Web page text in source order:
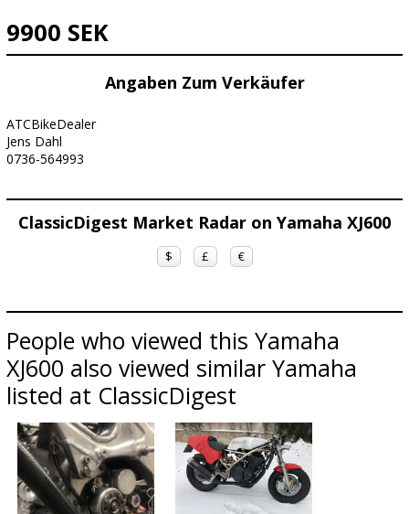
9900 SEK
Angaben Zum Verkäufer
ATCBikeDealer
Jens Dahl
0736-564993
ClassicDigest Market Radar on Yamaha XJ600
$ £ €
People who viewed this Yamaha
XJ600 also viewed similar Yamaha
listed at ClassicDigest